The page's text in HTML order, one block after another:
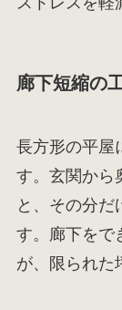
廊下短縮の
長方形の平屋
す。玄関から
と、その分だ
す。廊下をで
が、限られた